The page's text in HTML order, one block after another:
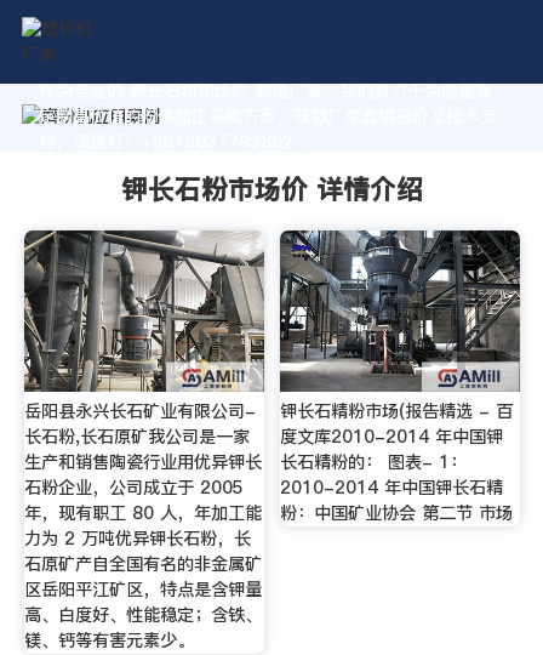
作为专业的 钾长石粉市场价 制造厂家，我们致力于为您量身
定制高价值的粉体加工系统方案。获取厂家直销报价及技术支
钾长石粉市场价 详情介绍
岳阳县永兴长石矿业有限公司-
长石粉,长石原矿我公司是一家
生产和销售陶瓷行业用优异钾长
石粉企业，公司成立于 2005
年，现有职工 80 人，年加工能
力为 2 万吨优异钾长石粉，长
石原矿产自全国有名的非金属矿
区岳阳平江矿区，特点是含钾量
高、白度好、性能稳定；含铁、
镁、钙等有害元素少。
钾长石精粉市场(报告精选 - 百
度文库2010-2014 年中国钾
长石精粉的： 图表- 1：
2010-2014 年中国钾长石精
粉：中国矿业协会 第二节 市场